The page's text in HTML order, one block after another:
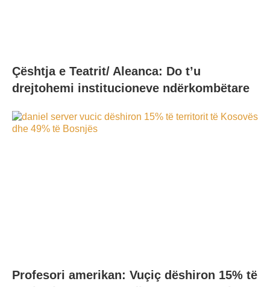
Çështja e Teatrit/ Aleanca: Do t’u
drejtohemi institucioneve ndërkombëtare
Profesori amerikan: Vuçiç dëshiron 15% të